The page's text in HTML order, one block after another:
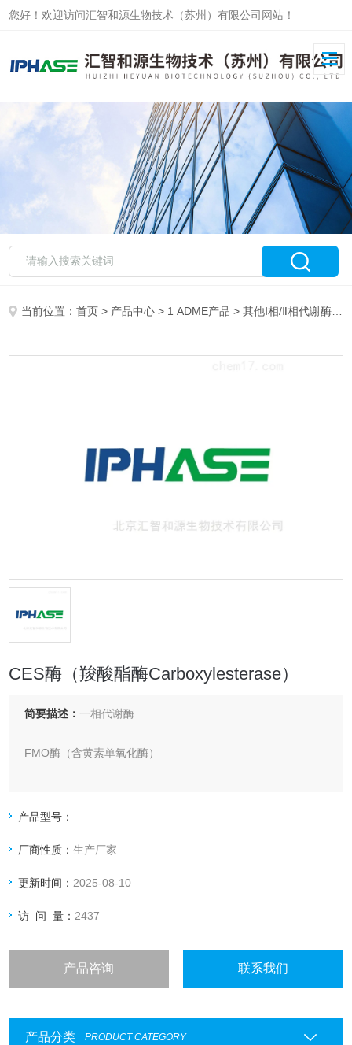
您好！欢迎访问汇智和源生物技术（苏州）有限公司网站！
当前位置：首页 > 产品中心 > 1 ADME产品 >其他Ⅰ相/Ⅱ相代谢酶
CES酶（羧酸酯酶Carboxylesterase）
简要描述：一相代谢酶
FMO酶（含黄素单氧化酶）
CES酶（羧酸酯酶Carboxylesterase）
Human CES1酶（羧酸酯酶Carboxylesterase）
Human CES2酶（羧酸酯酶Carboxylesterase）
ADH（乙醇脱氢酶Alcoh
产品型号：
厂商性质：生产厂家
更新时间： 2025-08-10
访 问 量： 2437
产品咨询 联系我们
产品分类 PRODUCT CATEGORY